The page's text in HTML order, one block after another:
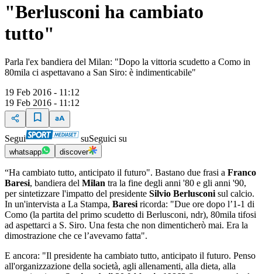
"Berlusconi ha cambiato
tutto"
Parla l'ex bandiera del Milan: "Dopo la vittoria scudetto a Como in
80mila ci aspettavano a San Siro: è indimenticabile"
19 Feb 2016 - 11:12
19 Feb 2016 - 11:12
Segui suSeguici su
whatsapp discover
“Ha cambiato tutto, anticipato il futuro". Bastano due frasi a Franco
Baresi, bandiera del Milan tra la fine degli anni '80 e gli anni '90,
per sintetizzare l'impatto del presidente Silvio Berlusconi sul calcio.
In un'intervista a La Stampa, Baresi ricorda: "Due ore dopo l’1-1 di
Como (la partita del primo scudetto di Berlusconi, ndr), 80mila tifosi
ad aspettarci a S. Siro. Una festa che non dimenticherò mai. Era la
dimostrazione che ce l’avevamo fatta".
E ancora: "Il presidente ha cambiato tutto, anticipato il futuro. Penso
all'organizzazione della società, agli allenamenti, alla dieta, alla